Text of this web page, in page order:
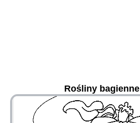
Rośliny bagienne